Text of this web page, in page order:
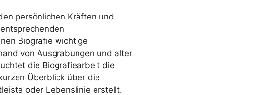
persönlichen Kräften und
Biografie wichtige
von Ausgrabungen und alter
die Biografiearbeit die
Überblick über die
oder Lebenslinie erstellt.